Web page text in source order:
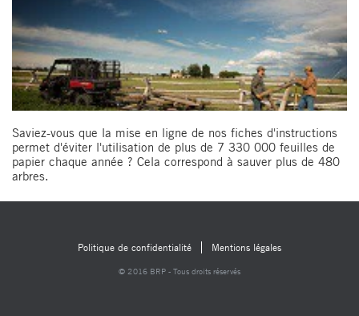
Saviez-vous que la mise en ligne de nos fiches d'instructions
permet d'éviter l'utilisation de plus de 7 330 000 feuilles de
papier chaque année ? Cela correspond à sauver plus de 480
arbres.
Politique de confidentialité Mentions légales
© 2016 BRP - Tous droits réservés